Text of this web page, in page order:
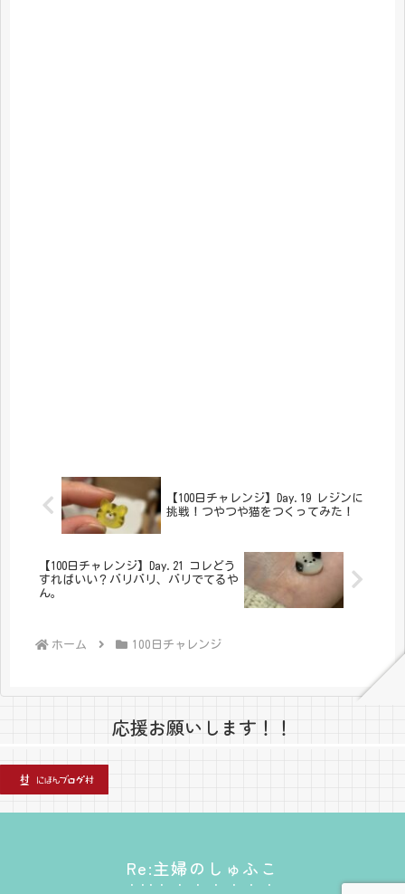
【100日チャレンジ】Day.19 レジンに
挑戦！つやつや猫をつくってみた！
【100日チャレンジ】Day.21 コレどう
すればいい？バリバリ、バリでてるや
ん。
ホーム 100日チャレンジ
応援お願いします！！
Re:主婦のしゅふこ